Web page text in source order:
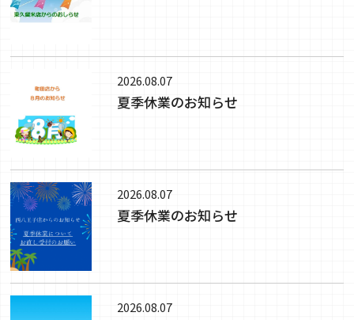
2026.08.07
夏季休業のお知らせ
2026.08.07
夏季休業のお知らせ
2026.08.07